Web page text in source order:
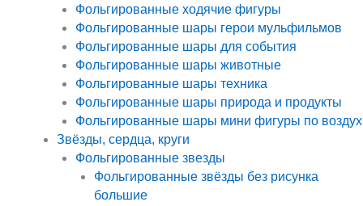
Фольгированные ходячие фигуры
Фольгированные шары герои мульфильмов
Фольгированные шары для события
Фольгированные шары животные
Фольгированные шары техника
Фольгированные шары природа и продукты
Фольгированные шары мини фигуры по воздух
Звёзды, сердца, круги
Фольгированные звезды
Фольгированные звёзды без рисунка
большие